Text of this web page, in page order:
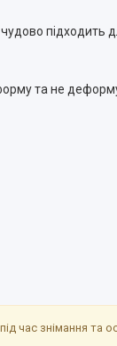
підходить
та не
час знімання та